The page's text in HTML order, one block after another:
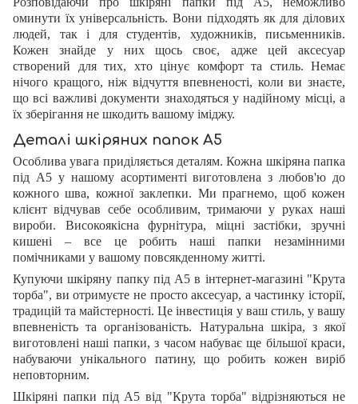
оминути їх універсальність. Вони підходять як для ділових
людей, так і для студентів, художників, письменників.
Кожен знайде у них щось своє, адже цей аксесуар
створений для тих, хто цінує комфорт та стиль. Немає
нічого кращого, ніж відчуття впевненості, коли ви знаєте,
що всі важливі документи знаходяться у надійному місці, а
їх зберігання не шкодить вашому іміджу.
Деталі шкіряних папок А5
Особлива увага приділяється деталям. Кожна шкіряна папка
під А5 у нашому асортименті виготовлена з любов'ю до
кожного шва, кожної заклепки. Ми прагнемо, щоб кожен
клієнт відчував себе особливим, тримаючи у руках наші
вироби. Високоякісна фурнітура, міцні застібки, зручні
кишені – все це робить наші папки незамінними
помічниками у вашому повсякденному житті.
Купуючи шкіряну папку під А5 в інтернет-магазині "Крута
торба", ви отримуєте не просто аксесуар, а частинку історії,
традицій та майстерності. Це інвестиція у ваш стиль, у вашу
впевненість та організованість. Натуральна шкіра, з якої
виготовлені наші папки, з часом набуває ще більшої краси,
набуваючи унікального патину, що робить кожен виріб
неповторним.
Шкіряні папки під А5 від "Крута торба" відрізняються не